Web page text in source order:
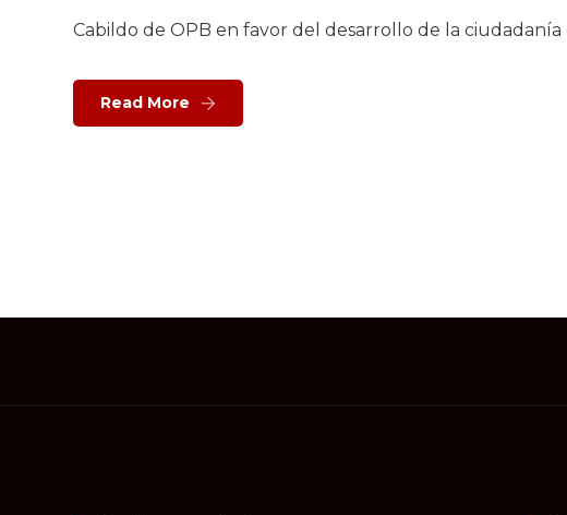
Cabildo de OPB en favor del desarrollo de la ciudadanía
Read More